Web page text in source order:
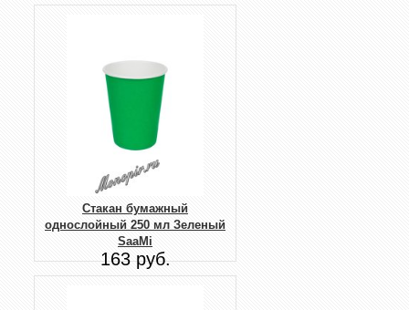
Стакан бумажный
однослойный 250 мл Зеленый
SaaMi
163 руб.